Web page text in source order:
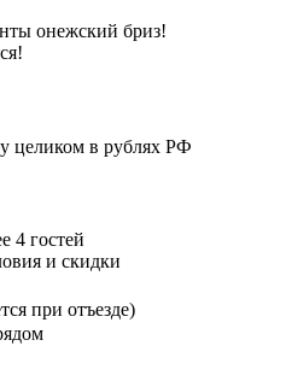
онежский бриз!
целиком в рублях РФ
4 гостей
и скидки
при отъезде)